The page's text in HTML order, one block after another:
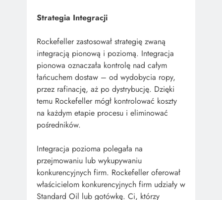
Strategia Integracji
Rockefeller zastosował strategię zwaną
integracją pionową i poziomą. Integracja
pionowa oznaczała kontrolę nad całym
łańcuchem dostaw – od wydobycia ropy,
przez rafinację, aż po dystrybucję. Dzięki
temu Rockefeller mógł kontrolować koszty
na każdym etapie procesu i eliminować
pośredników.
Integracja pozioma polegała na
przejmowaniu lub wykupywaniu
konkurencyjnych firm. Rockefeller oferował
właścicielom konkurencyjnych firm udziały w
Standard Oil lub gotówkę. Ci, którzy